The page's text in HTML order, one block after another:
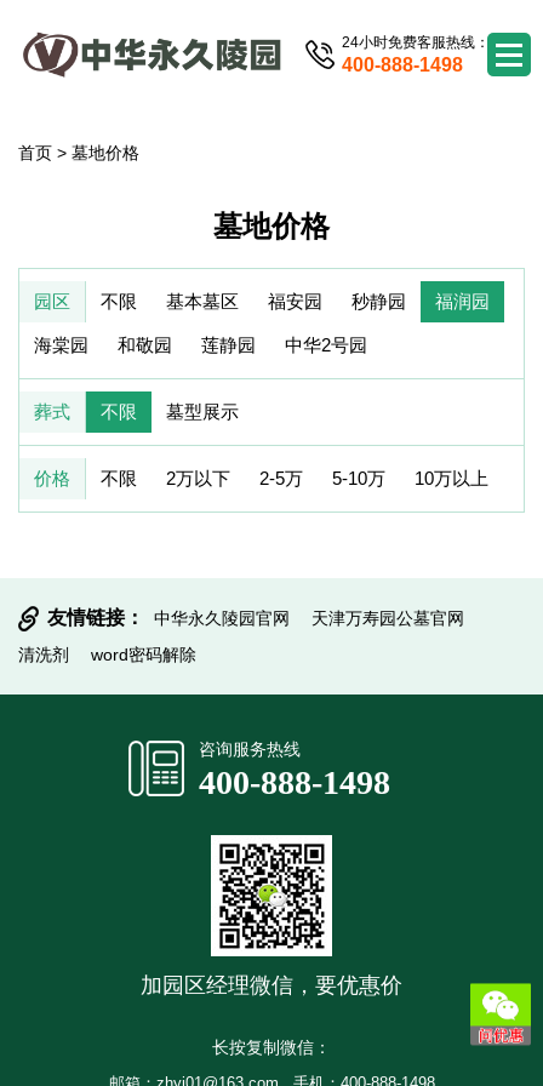
24小时免费客服热线：
400-888-1498
首页 > 墓地价格
墓地价格
园区 不限 基本墓区 福安园 秒静园 福润园
海棠园 和敬园 莲静园 中华2号园
葬式 不限 墓型展示
价格 不限 2万以下 2-5万 5-10万 10万以上
友情链接： 中华永久陵园官网
天津万寿园公墓官网
清洗剂
word密码解除
咨询服务热线
400-888-1498
加园区经理微信，要优惠价
长按复制微信：
提交信息